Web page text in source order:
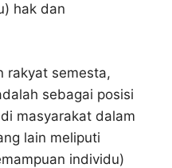
hak dan
rakyat semesta,
sebagai posisi
masyarakat dalam
lain meliputi
individu)